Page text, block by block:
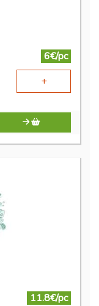
6€/pc
+
11.8€/pc